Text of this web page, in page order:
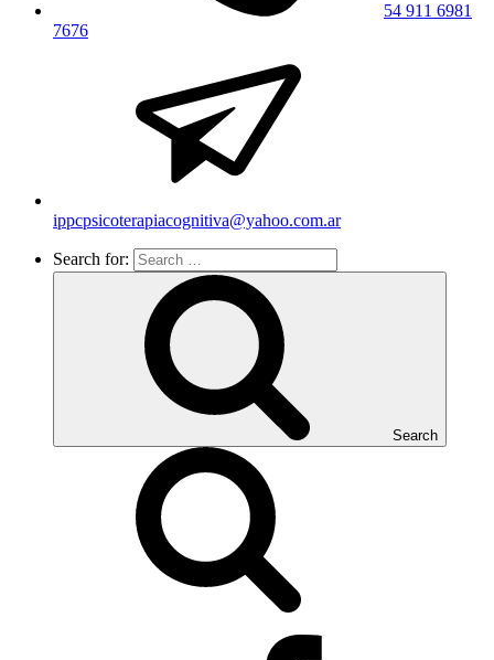
54 911 6981
7676
ippcpsicoterapiacognitiva@yahoo.com.ar
Search for:
Search